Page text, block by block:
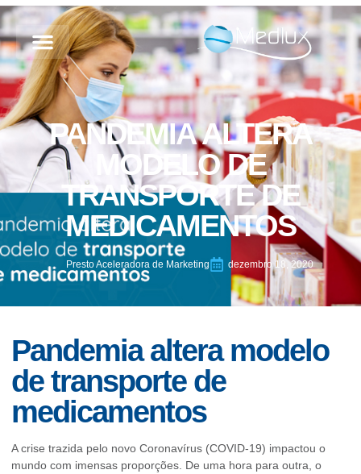
PANDEMIA ALTERA
MODELO DE
TRANSPORTE DE
MEDICAMENTOS
Presto Aceleradora de Marketing dezembro 18, 2020
Pandemia altera modelo
de transporte de
medicamentos
A crise trazida pelo novo Coronavírus (COVID-19) impactou o
mundo com imensas proporções. De uma hora para outra, o